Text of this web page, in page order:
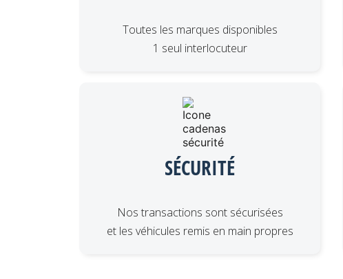
Toutes les marques disponibles
1 seul interlocuteur
SÉCURITÉ
Nos transactions sont sécurisées
et les véhicules remis en main propres